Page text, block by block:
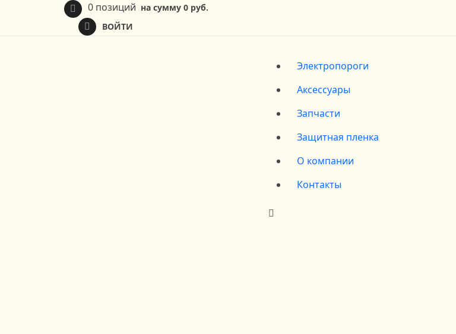
0 позиций на сумму 0 руб.
ВОЙТИ
Электропороги
Аксессуары
Запчасти
Защитная пленка
О компании
Контакты